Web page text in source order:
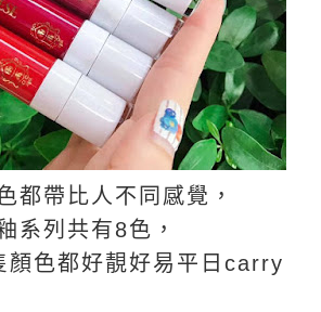
都帶比人不同感覺，
系列共有8色，
顏色都好靚好易平日carry